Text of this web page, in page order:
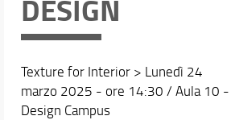
Orario e calendari
DESIGN
Texture for Interior > Lunedì 24
marzo 2025 - ore 14:30 / Aula 10 -
Design Campus